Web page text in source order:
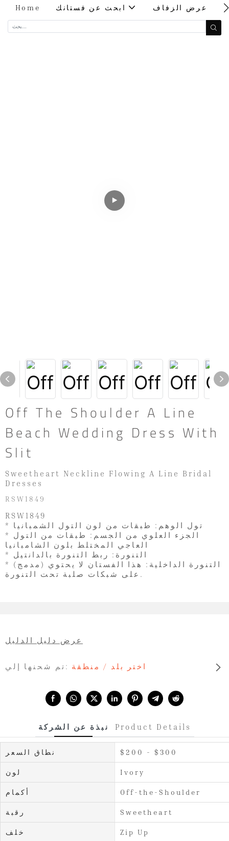
Home ابحث عن فستانك عرض الزفاف
Off The Shoulder A Line
Beach Wedding Dress With
Slit
Sweetheart Neckline Flowing A Line Bridal
Dresses
RSW1849
RSW1849
* تول الوهم: طبقات من لون التول الشمبانيا
* الجزء العلوي من الجسم: طبقات من التول
العاجي المختلط بلون الشامبانيا
* التنورة: ربط التنورة بالدانتيل
* (مدمج) التنورة الداخلية: هذا الفستان لا يحتوي
على شبكات صلبة تحت التنورة.
تم شحنها إلي: اختر بلد / منطقة
عرض دليل الدليل
نبذة عن الشركة Product Details
نطاق السعر $200 - $300
لون Ivory
أكمام Off-the-Shoulder
رقبة Sweetheart
خلف Zip Up